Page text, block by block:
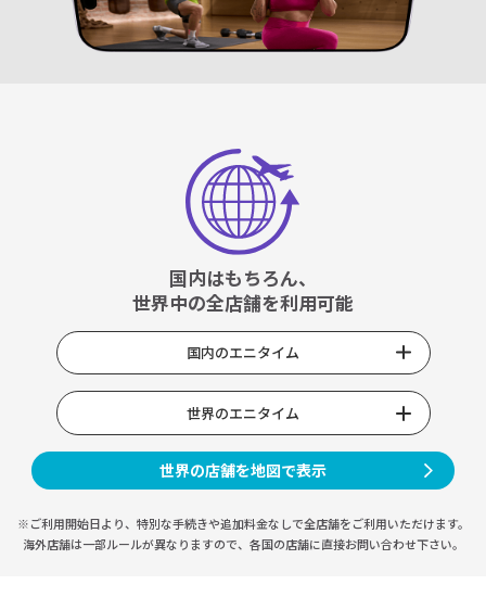
国内はもちろん、
世界中の全店舗を利用可能
国内のエニタイム
世界のエニタイム
世界の店舗を地図で表示
※ご利用開始日より、特別な手続きや追加料金なしで全店舗をご利用いただけます。
海外店舗は一部ルールが異なりますので、 各国の店舗に直接お問い合わせ下さい。